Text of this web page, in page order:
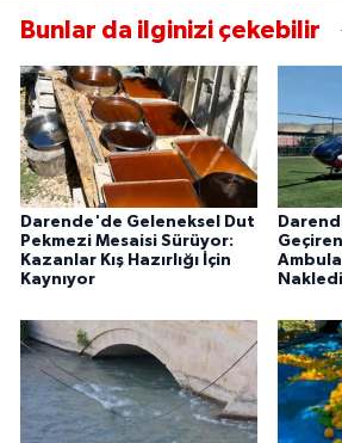
Bunlar da ilginizi çekebilir
Darende'de Geleneksel Dut
Pekmezi Mesaisi Sürüyor:
Kazanlar Kış Hazırlığı İçin
Kaynıyor